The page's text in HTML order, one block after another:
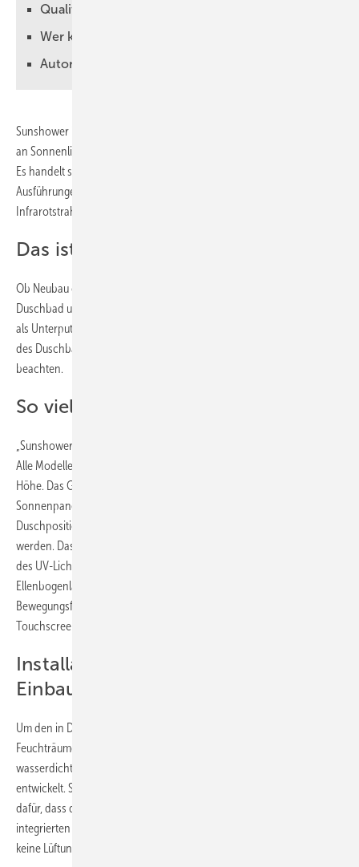
Qualität first: Hochwertig und exklusiv
Wer kann Sunshower nutzen?
Autor
Sunshower ist eine Technologie, die dabei helfen kann, einen Mangel
an Sonnenlicht bei Menschen auf einfache Weise zu kompensieren.
Es handelt sich um Sonnenpanels, es gibt sie grundsätzlich in zwei
Ausführungen: „One“ verwandelt Infrarotlicht, „Plus“ bietet ­
Infrarotstrahlen und niedrig dosiertes UV-Licht.
Das ist beim Einbau zu beachten
Ob Neubau oder Umbau – eine Sunshower passt prinzipiell in jedes
Duschbad und ist leicht zu installieren. Jedes Modell kann wahlweise
als Unterputz- oder Aufputzvariante auf der Wand oder in der Ecke
des Duschbades eingebaut werden. Dabei sind einige Punkte zu
beachten.
So viel Platz benötigt ein Gerät
„Sunshower Round“ gibt es in drei Größen: Small, Medium und Large.
Alle Modelle haben dieselbe Breite und unterscheiden sich in ihrer
Höhe. Das Gerät wird schwebend montiert. Dabei befindet sich das
Sonnenpanel 2 cm vor der Wand. Zwischen dem Gerät und der
Duschposition sollte ein Abstand von 30 bis 50 cm eingeplant
werden. Das gilt sowohl für die Nutzung der Infrarotfunktion als auch
des UV-Lichts. Ein Mindestabstand von 30 cm entspricht etwa einer
Ellenbogenlänge und ermöglicht es, beim Duschen eine ausreichende
Bewegungsfreiheit zu haben. Gesteuert wird Sunshower über einen
Touchscreen und einen Bewegungssensor.
Installationsbox erleichtert den
Einbau
Um den in Deutschland geltenden Anforderungen an Installationen in
Feuchträumen gerecht zu werden, hat Sunshower eine spezielle
wasserdichte Installationsbox mit Kimband für den deutschen Markt
entwickelt. Sie dient als Einbaunische für Round-Geräte und sorgt
dafür, dass die Duschwand vollständig wasserdicht ist. Dank des
integrierten Kühlsystems beträgt die Einbautiefe nur 10 cm, es werden
keine Lüftungskanäle benötigt.